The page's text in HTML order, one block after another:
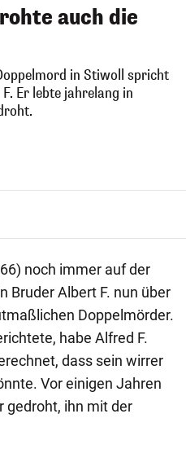
auch die
in Stiwoll spricht
Er lebte jahrelang in
noch immer auf der
Bruder Albert F. nun über
Doppelmörder.
habe Alfred F.
dass sein wirrer
Vor einigen Jahren
gedroht, ihn mit der